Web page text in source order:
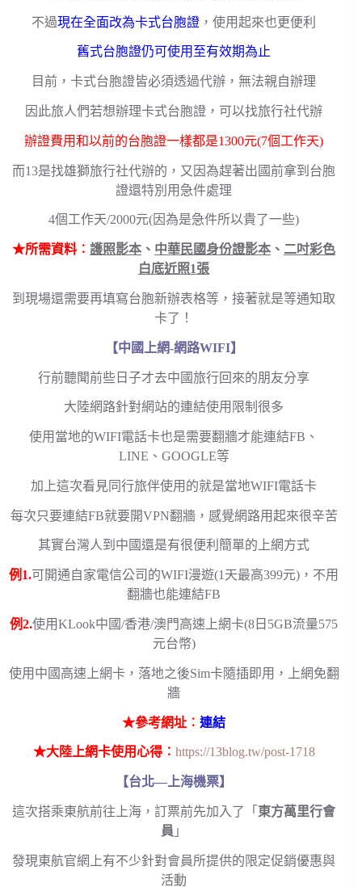
不過現在全面改為卡式台胞證 ，使用起來也更便利
舊式台胞證仍可使用至有效期為止
目前，卡式台胞證皆必須透過代辦，無法親自辦理
因此旅人們若想辦理卡式台胞證，可以找旅行社代辦
辦證費用和以前的台胞證一樣都是1300元(7個工作天)
而13是找雄獅旅行社代辦的，又因為趕著出國前拿到台胞
證還特別用急件處理
4個工作天/2000元(因為是急件所以貴了一些)
★所需資料︰護照影本 、 中華民國身份證影本 、 二吋彩色
白底近照1張
到現場還需要再填寫台胞新辦表格等，接著就是等通知取
卡了！
【中國上網-網路WIFI】
行前聽聞前些日子才去中國旅行回來的朋友分享
大陸網路針對網站的連結使用限制很多
使用當地的WIFI電話卡也是需要翻牆才能連結FB、
LINE、GOOGLE等
加上這次看見同行旅伴使用的就是當地WIFI電話卡
每次只要連結FB就要開VPN翻牆，感覺網路用起來很辛苦
其實台灣人到中國還是有很便利簡單的上網方式
例1.可開通自家電信公司的WIFI漫遊(1天最高399元)，不用
翻牆也能連結FB
例2.使用KLook中國/香港/澳門高速上網卡(8日5GB流量575
元台幣)
使用中國高速上網卡，落地之後Sim卡隨插即用，上網免翻
牆
★參考網址︰連結
★大陸上網卡使用心得︰ https://13blog.tw/post-1718
【台北—上海機票】
這次搭乘東航前往上海，訂票前先加入了「 東方萬里行會
員 」
發現東航官網上有不少針對會員所提供的限定促銷優惠與
活動